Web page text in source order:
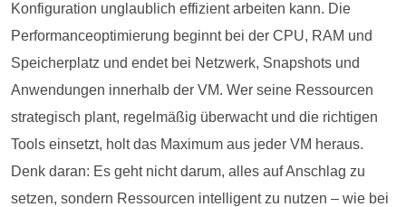
Konfiguration unglaublich effizient arbeiten kann. Die
Performanceoptimierung beginnt bei der CPU, RAM und
Speicherplatz und endet bei Netzwerk, Snapshots und
Anwendungen innerhalb der VM. Wer seine Ressourcen
strategisch plant, regelmäßig überwacht und die richtigen
Tools einsetzt, holt das Maximum aus jeder VM heraus.
Denk daran: Es geht nicht darum, alles auf Anschlag zu
setzen, sondern Ressourcen intelligent zu nutzen – wie bei